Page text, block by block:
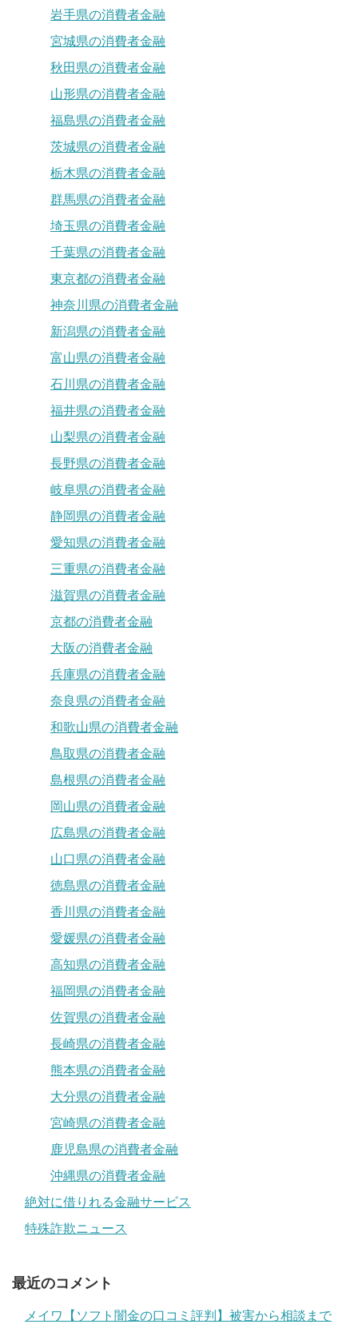
岩手県の消費者金融
宮城県の消費者金融
秋田県の消費者金融
山形県の消費者金融
福島県の消費者金融
茨城県の消費者金融
栃木県の消費者金融
群馬県の消費者金融
埼玉県の消費者金融
千葉県の消費者金融
東京都の消費者金融
神奈川県の消費者金融
新潟県の消費者金融
富山県の消費者金融
石川県の消費者金融
福井県の消費者金融
山梨県の消費者金融
長野県の消費者金融
岐阜県の消費者金融
静岡県の消費者金融
愛知県の消費者金融
三重県の消費者金融
滋賀県の消費者金融
京都の消費者金融
大阪の消費者金融
兵庫県の消費者金融
奈良県の消費者金融
和歌山県の消費者金融
鳥取県の消費者金融
島根県の消費者金融
岡山県の消費者金融
広島県の消費者金融
山口県の消費者金融
徳島県の消費者金融
香川県の消費者金融
愛媛県の消費者金融
高知県の消費者金融
福岡県の消費者金融
佐賀県の消費者金融
長崎県の消費者金融
熊本県の消費者金融
大分県の消費者金融
宮崎県の消費者金融
鹿児島県の消費者金融
沖縄県の消費者金融
絶対に借りれる金融サービス
特殊詐欺ニュース
最近のコメント
メイワ【ソフト闇金の口コミ評判】被害から相談まで